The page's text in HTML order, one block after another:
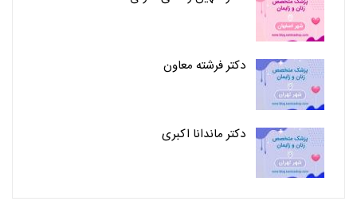
دکتر فرشته معاون
دکتر ماندانا اکبری